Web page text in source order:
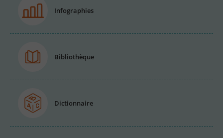
Infographies
Bibliothèque
Dictionnaire